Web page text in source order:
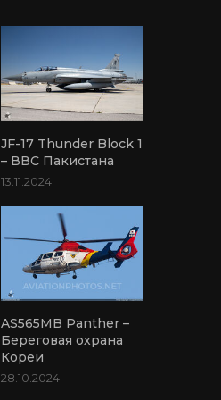
JF-17 Thunder Block 1
– ВВС Пакистана
13.11.2024
AS565MB Panther –
Береговая охрана
Кореи
28.10.2024